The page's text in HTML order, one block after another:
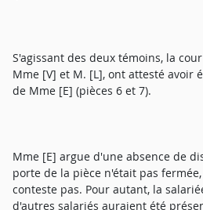
S'agissant des deux témoins, la
Mme [V] et M. [L], ont attesté avoir
de Mme [E] (pièces 6 et 7).
Mme [E] argue d'une absence de
porte de la pièce n'était pas
conteste pas. Pour autant, la
d'autres salariés auraient été